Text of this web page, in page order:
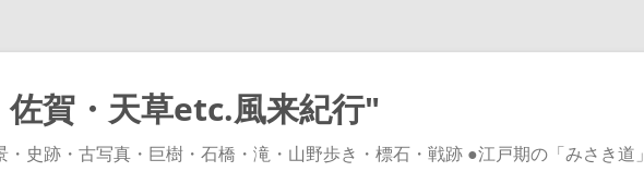
賀・天草etc.風来紀行"
史跡・古写真・巨樹・石橋・滝・山野歩き・標石・戦跡 ●江戸期の「みさき道」